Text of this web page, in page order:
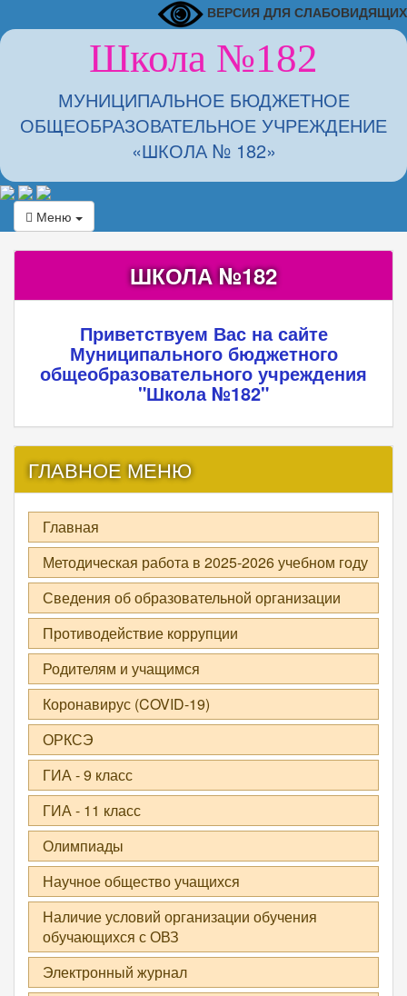
ВЕРСИЯ ДЛЯ СЛАБОВИДЯЩИХ
Школа №182
МУНИЦИПАЛЬНОЕ БЮДЖЕТНОЕ
ОБЩЕОБРАЗОВАТЕЛЬНОЕ УЧРЕЖДЕНИЕ
«ШКОЛА № 182»
Меню
ШКОЛА №182
Приветствуем Вас на сайте
Муниципального бюджетного
общеобразовательного учреждения
"Школа №182"
ГЛАВНОЕ МЕНЮ
Главная
Методическая работа в 2025-2026 учебном году
Сведения об образовательной организации
Противодействие коррупции
Родителям и учащимся
Коронавирус (COVID-19)
ОРКСЭ
ГИА - 9 класс
ГИА - 11 класс
Олимпиады
Научное общество учащихся
Наличие условий организации обучения
обучающихся с ОВЗ
Электронный журнал